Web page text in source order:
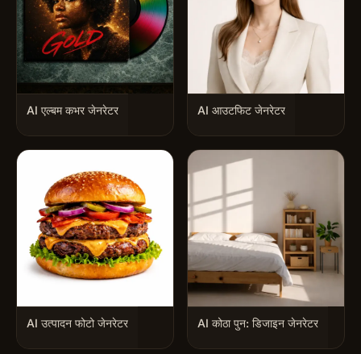
AI एल्बम कभर जेनरेटर AI आउटफिट जेनरेटर
AI उत्पादन फोटो जेनरेटर AI कोठा पुन: डिजाइन जेनरेटर